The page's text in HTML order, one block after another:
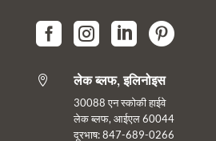
   
 लेक ब्लफ, इलिनोइस
30088 एन स्कोकी हाईवे
लेक ब्लफ, आईएल 60044
दूरभाष: 847-689-0266